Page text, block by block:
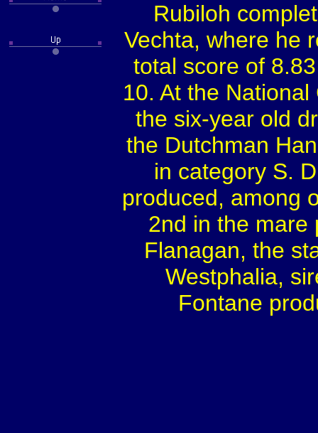
Rubiloh
Vechta, where he
total score of
10. At the
the six-year old
the Dutchman
in category S.
produced, among
2nd in the mare
Flanagan, the
Westphalia,
Fontane